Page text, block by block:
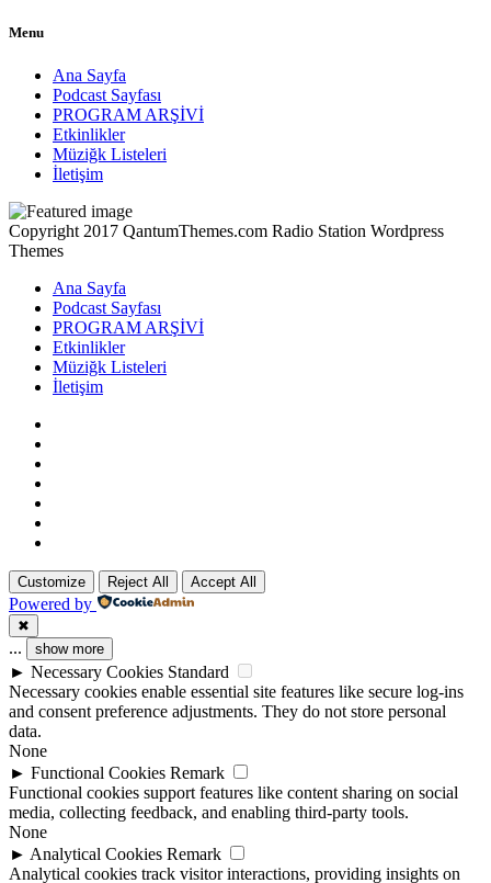
Menu
Ana Sayfa
Podcast Sayfası
PROGRAM ARŞİVİ
Etkinlikler
Müziğk Listeleri
İletişim
Copyright 2017 QantumThemes.com Radio Station Wordpress
Themes
Ana Sayfa
Podcast Sayfası
PROGRAM ARŞİVİ
Etkinlikler
Müziğk Listeleri
İletişim
Customize Reject All Accept All
Powered by
✖
... show more
► Necessary Cookies Standard
Necessary cookies enable essential site features like secure log-ins
and consent preference adjustments. They do not store personal
data.
None
► Functional Cookies Remark
Functional cookies support features like content sharing on social
media, collecting feedback, and enabling third-party tools.
None
► Analytical Cookies Remark
Analytical cookies track visitor interactions, providing insights on